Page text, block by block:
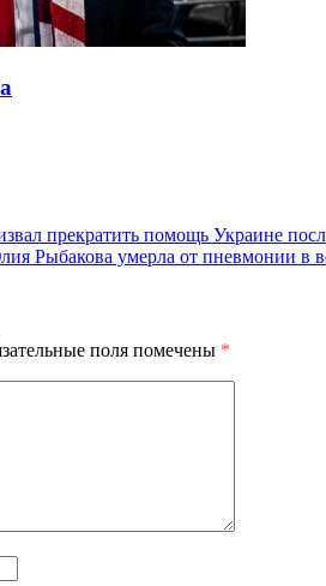
прекратить помощь Украине
Рыбакова умерла от пневмонии в
поля помечены *